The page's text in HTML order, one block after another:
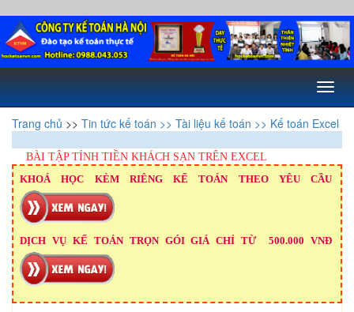
Toggle
Trang chủ >> Tin tức kế toán >> Tài liệu kế toán >> Kế toán Excel
BÀI TẬP TÍNH TIỀN KHÁCH SẠN TRÊN EXCEL
KHOÁ HỌC KÈM RIÊNG KẾ TOÁN THEO YÊU CẦU
DỊCH VỤ KẾ TOÁN TRỌN GÓI GIÁ CHỈ TỪ 500.000 VNĐ